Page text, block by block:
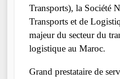
Transports), la Société
Transports et de
majeur du secteur du
logistique au Maroc.
Grand prestataire de